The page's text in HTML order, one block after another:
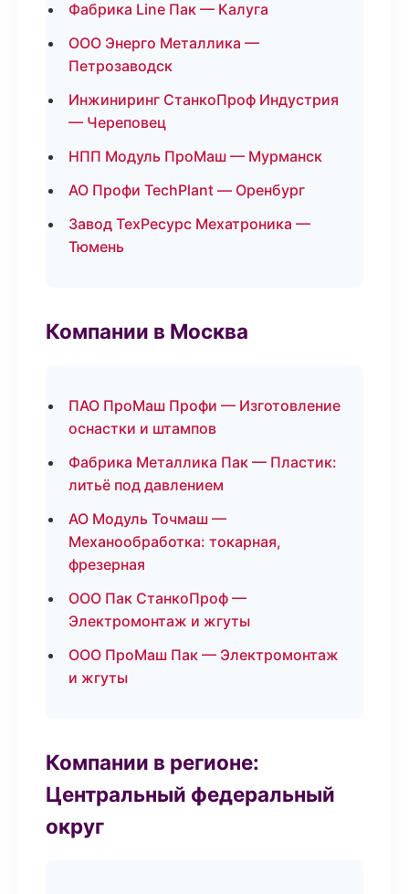
Фабрика Line Пак — Калуга
ООО Энерго Металлика —
Петрозаводск
Инжиниринг СтанкоПроф Индустрия
— Череповец
НПП Модуль ПроМаш — Мурманск
АО Профи TechPlant — Оренбург
Завод ТехРесурс Мехатроника —
Тюмень
Компании в Москва
ПАО ПроМаш Профи — Изготовление
оснастки и штампов
Фабрика Металлика Пак — Пластик:
литьё под давлением
АО Модуль Точмаш —
Механообработка: токарная,
фрезерная
ООО Пак СтанкоПроф —
Электромонтаж и жгуты
ООО ПроМаш Пак — Электромонтаж
и жгуты
Компании в регионе:
Центральный федеральный
округ